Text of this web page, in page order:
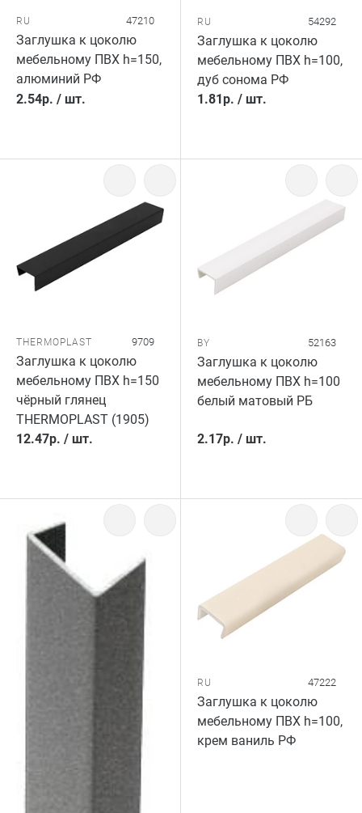
RU 47210
Заглушка к цоколю
мебельному ПВХ h=150,
алюминий РФ
2.54р. / шт.
RU 54292
Заглушка к цоколю
мебельному ПВХ h=100,
дуб сонома РФ
1.81р. / шт.
THERMOPLAST 9709
Заглушка к цоколю
мебельному ПВХ h=150
чёрный глянец
THERMOPLAST (1905)
12.47р. / шт.
BY 52163
Заглушка к цоколю
мебельному ПВХ h=100
белый матовый РБ
2.17р. / шт.
RU 47222
Заглушка к цоколю
мебельному ПВХ h=100,
крем ваниль РФ